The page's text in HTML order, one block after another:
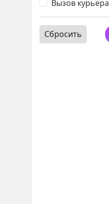
Вызов курьера
Сбросить